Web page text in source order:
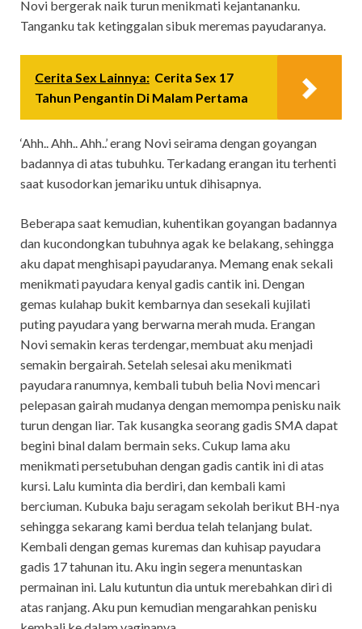
Novi bergerak naik turun menikmati kejantananku.
Tanganku tak ketinggalan sibuk meremas payudaranya.
Cerita Sex Lainnya: Cerita Sex 17
Tahun Pengantin Di Malam Pertama
‘Ahh.. Ahh.. Ahh..’ erang Novi seirama dengan goyangan
badannya di atas tubuhku. Terkadang erangan itu terhenti
saat kusodorkan jemariku untuk dihisapnya.
Beberapa saat kemudian, kuhentikan goyangan badannya
dan kucondongkan tubuhnya agak ke belakang, sehingga
aku dapat menghisapi payudaranya. Memang enak sekali
menikmati payudara kenyal gadis cantik ini. Dengan
gemas kulahap bukit kembarnya dan sesekali kujilati
puting payudara yang berwarna merah muda. Erangan
Novi semakin keras terdengar, membuat aku menjadi
semakin bergairah. Setelah selesai aku menikmati
payudara ranumnya, kembali tubuh belia Novi mencari
pelepasan gairah mudanya dengan memompa penisku naik
turun dengan liar. Tak kusangka seorang gadis SMA dapat
begini binal dalam bermain seks. Cukup lama aku
menikmati persetubuhan dengan gadis cantik ini di atas
kursi. Lalu kuminta dia berdiri, dan kembali kami
berciuman. Kubuka baju seragam sekolah berikut BH-nya
sehingga sekarang kami berdua telah telanjang bulat.
Kembali dengan gemas kuremas dan kuhisap payudara
gadis 17 tahunan itu. Aku ingin segera menuntaskan
permainan ini. Lalu kutuntun dia untuk merebahkan diri di
atas ranjang. Aku pun kemudian mengarahkan penisku